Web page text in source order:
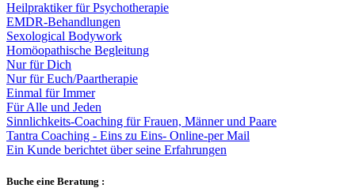
Heilpraktiker für Psychotherapie
EMDR-Behandlungen
Sexological Bodywork
Homöopathische Begleitung
Nur für Dich
Nur für Euch/Paartherapie
Einmal für Immer
Für Alle und Jeden
Sinnlichkeits-Coaching für Frauen, Männer und Paare
Tantra Coaching - Eins zu Eins- Online-per Mail
Ein Kunde berichtet über seine Erfahrungen
Buche eine Beratung :